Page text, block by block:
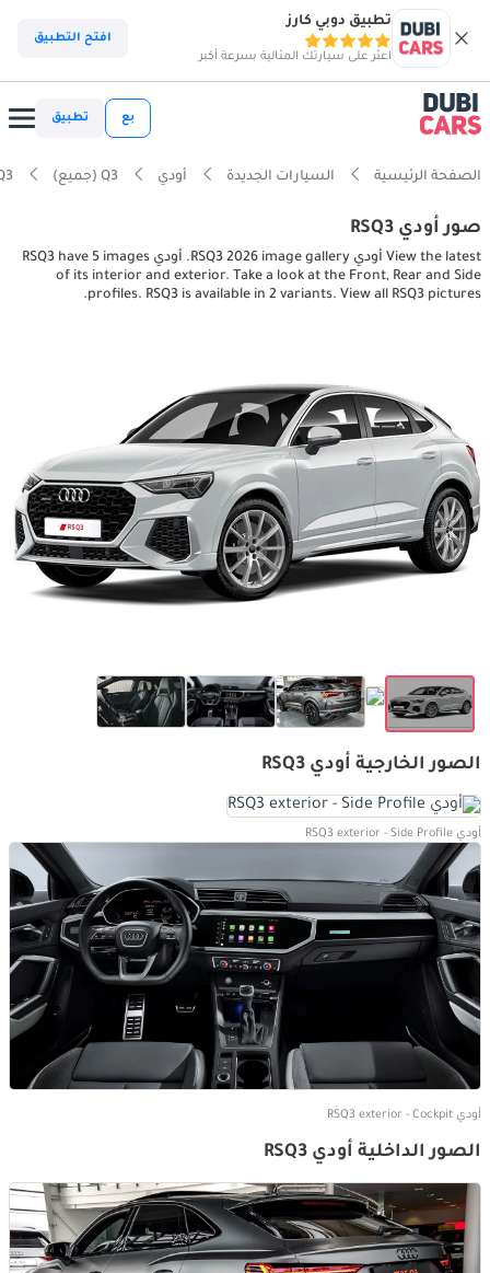
تطبيق دوبي كارز
اعثر على سيارتك المثالية بسرعة أكبر
افتح التطبيق
بع تطبيق
الصفحة الرئيسية السيارات الجديدة أودي Q3 (جميع)
صور أودي RSQ3
View the latest أودي RSQ3 2026 image gallery. أودي RSQ3 have 5 images
of its interior and exterior. Take a look at the Front, Rear and Side
profiles. RSQ3 is available in 2 variants. View all RSQ3 pictures.
الصور الخارجية أودي RSQ3
أودي RSQ3 exterior - Side Profile
أودي RSQ3 exterior - Cockpit
الصور الداخلية أودي RSQ3